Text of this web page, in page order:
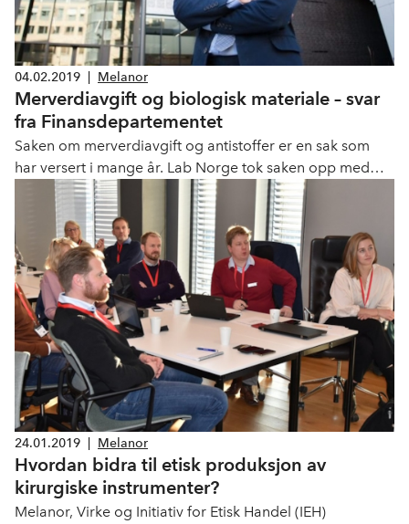
04.02.2019 Melanor
Mer­verdi­avgift og biologisk materiale – svar
fra Finans­departementet
Saken om merverdiavgift og antistoffer er en sak som
har versert i mange år. Lab Norge tok saken opp med
Finansdepartementet for snart ti år siden og ba dengang
om en avklaring av lovens rekkevidde. Departementet
sendte saken til utredning i Skattedirektoratet.
24.01.2019 Melanor
Hvordan bidra til etisk produksjon av
kirurgiske instrumenter?
Melanor, Virke og Initiativ for Etisk Handel (IEH)